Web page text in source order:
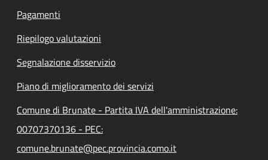
Pagamenti
Riepilogo valutazioni
Segnalazione disservizio
Piano di miglioramento dei servizi
Comune di Brunate - Partita IVA dell'amministrazione:
00707370136 - PEC:
comune.brunate@pec.provincia.como.it